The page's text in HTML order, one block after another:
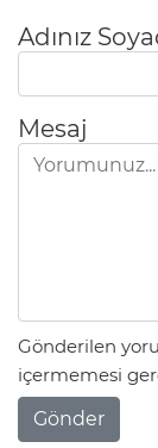
Adınız
Mesaj
Gönderilen
içermemesi
Gönder